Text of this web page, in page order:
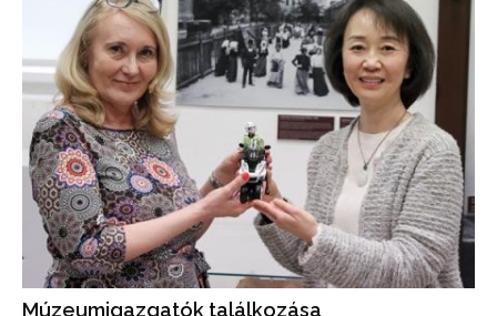
Múzeumigazgatók találkozása